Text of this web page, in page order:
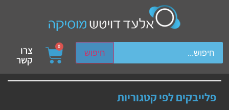
חיפוש
device users, explore by touch or with swipe gestures.
0 צרו
קשר
פלייבקים לפי קטגוריות